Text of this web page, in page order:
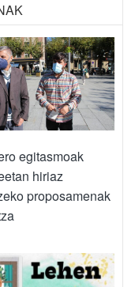
egitasmoak
hiriaz
proposamenak